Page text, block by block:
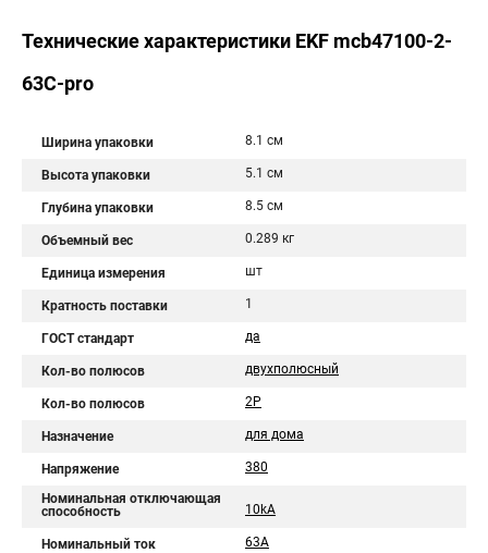
Технические характеристики EKF mcb47100-2-
63C-pro
Ширина упаковки 8.1 см
Высота упаковки 5.1 см
Глубина упаковки 8.5 см
Объемный вес 0.289 кг
Единица измерения шт
Кратность поставки 1
ГОСТ стандарт да
Кол-во полюсов двухполюсный
Кол-во полюсов 2P
Назначение для дома
Напряжение 380
Номинальная отключающая
способность
10kA
Номинальный ток 63А